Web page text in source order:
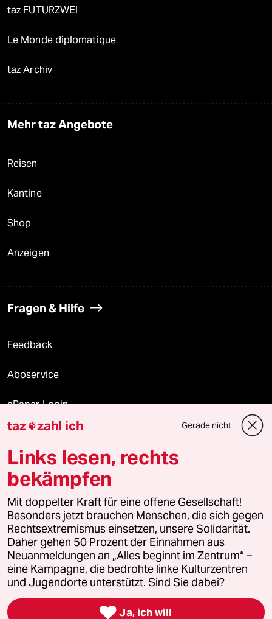
taz FUTURZWEI
Le Monde diplomatique
taz Archiv
Mehr taz Angebote
Reisen
Kantine
Shop
Anzeigen
Fragen & Hilfe
Feedback
Aboservice
ePaper Login
Downloads für Abonnierende
© 2026 taz Verlags und Vertriebs GmbH
Alle Rechte vorbehalten. Bei rechtlichen Fragen oder für Genehmigungen
wenden Sie sich bitte an
lizenzen@taz.de
Feedback Redaktionsstatut Kommune-Richtlinien
Leitlinie Informant Datenschutz Impressum AGB
Seitenwende Einwilligungen widerrufen (Ads)
taz zahl ich Gerade nicht
Links lesen, rechts
bekämpfen
Mit doppelter Kraft für eine offene Gesellschaft!
Besonders jetzt brauchen Menschen, die sich gegen
Rechtsextremismus einsetzen, unsere Solidarität.
Daher gehen 50 Prozent der Einnahmen aus
Neuanmeldungen an „Alles beginnt im Zentrum“ –
eine Kampagne, die bedrohte linke Kulturzentren
und Jugendorte unterstützt. Sind Sie dabei?
 Ja, ich will